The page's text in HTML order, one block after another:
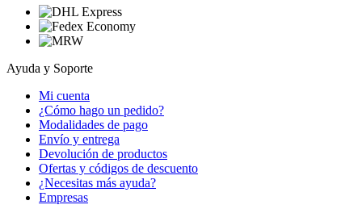
Ayuda y Soporte
Mi cuenta
¿Cómo hago un pedido?
Modalidades de pago
Envío y entrega
Devolución de productos
Ofertas y códigos de descuento
¿Necesitas más ayuda?
Empresas